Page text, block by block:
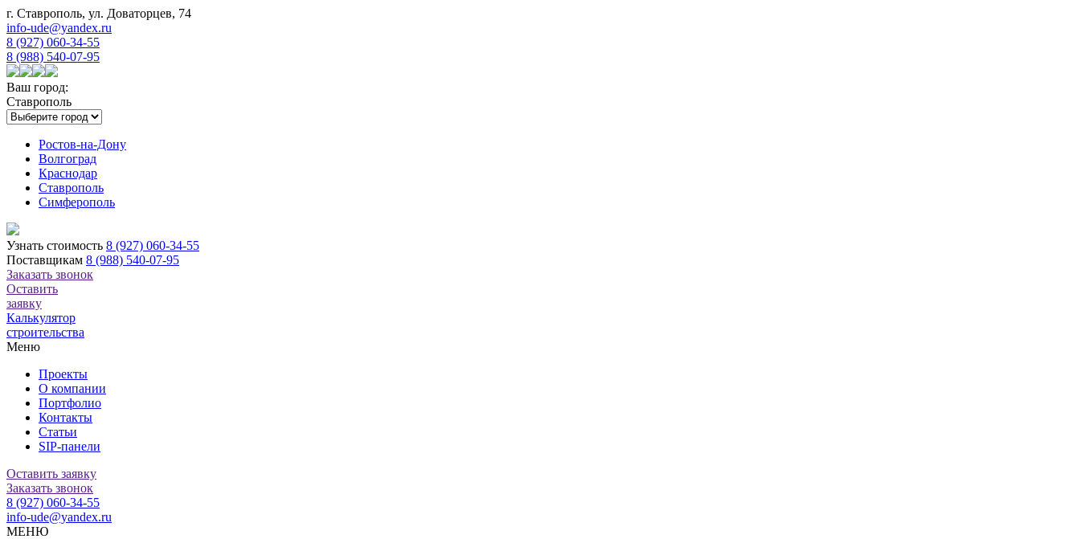
г. Ставрополь, ул. Доваторцев, 74
info-ude@yandex.ru
8 (927) 060-34-55
8 (988) 540-07-95
Ваш город:
Ставрополь
Ростов-на-Дону
Волгоград
Краснодар
Ставрополь
Симферополь
Узнать стоимость 8 (927) 060-34-55
Поставщикам 8 (988) 540-07-95
Заказать звонок
Оставить
заявку
Калькулятор
строительства
Меню
Проекты
О компании
Портфолио
Контакты
Статьи
SIP-панели
Оставить заявку
Заказать звонок
8 (927) 060-34-55
info-ude@yandex.ru
МЕНЮ